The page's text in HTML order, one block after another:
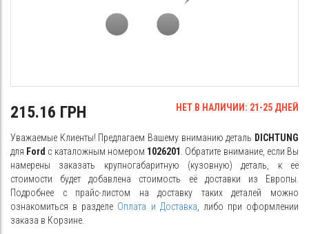
215.16 ГРН НЕТ В НАЛИЧИИ: 21-25 ДНЕЙ
Уважаемые Клиенты! Предлагаем Вашему вниманию деталь DICHTUNG
для Ford с каталожным номером 1026201 . Обратите внимание, если Вы
намерены заказать крупногабаритную (кузовную) деталь, к её
стоимости будет добавлена стоимость её доставки из Европы.
Подробнее с прайс-листом на доставку таких деталей можно
ознакомиться в разделе Оплата и Доставка , либо при оформлении
заказа в Корзине.